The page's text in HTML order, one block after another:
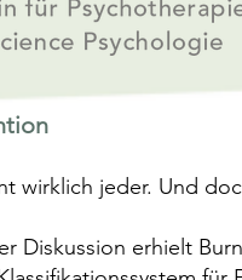
wirklich jeder. Und
Diskussion erhielt